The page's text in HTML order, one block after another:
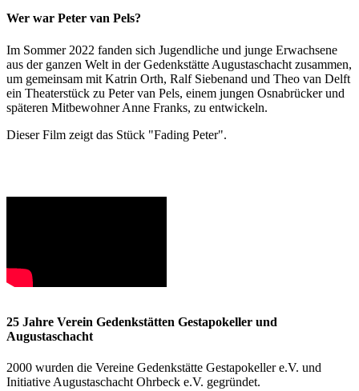
Wer war Peter van Pels?
Im Sommer 2022 fanden sich Jugendliche und junge Erwachsene
aus der ganzen Welt in der Gedenkstätte Augustaschacht zusammen,
um gemeinsam mit Katrin Orth, Ralf Siebenand und Theo van Delft
ein Theaterstück zu Peter van Pels, einem jungen Osnabrücker und
späteren Mitbewohner Anne Franks, zu entwickeln.
Dieser Film zeigt das Stück "Fading Peter".
25 Jahre Verein Gedenkstätten Gestapokeller und
Augustaschacht
2000 wurden die Vereine Gedenkstätte Gestapokeller e.V. und
Initiative Augustaschacht Ohrbeck e.V. gegründet.